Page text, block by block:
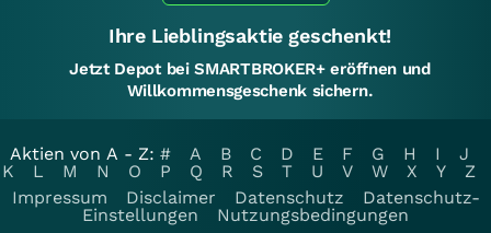
Ihre Lieblingsaktie geschenkt!
Jetzt Depot bei SMARTBROKER+ eröffnen und
Willkommensgeschenk sichern.
Aktien von A - Z: # A B C D E F G H I
J
K
L M N O P Q R S T U V W X Y
Z
Impressum
Disclaimer Datenschutz
Datenschutz-
Einstellungen
Nutzungsbedingungen